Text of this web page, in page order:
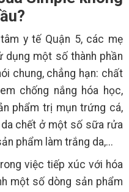
y tế Quận 5, các mẹ
dụng một số thành phần
chung, chẳng hạn: chất
chống nắng hóa học,
phẩm trị mụn trứng cá,
chết ở một số sữa rửa
phẩm làm trắng da,...
việc tiếp xúc với hóa
một số dòng sản phẩm